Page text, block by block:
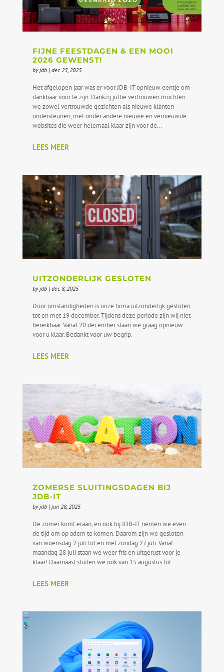
FIJNE FEESTDAGEN & EEN MOOI
2026 GEWENST!
byjdb| dec 25, 2025
Het afgelopen jaar was er voor JDB-IT opnieuw eentje om
dankbaar voor te zijn. Dankzij jullie vertrouwen mochten
we zowel vertrouwde gezichten als nieuwe klanten
ondersteunen, met onder andere nieuwe en vernieuwde
websites die weer helemaal klaar zijn voor de...
LEES MEER
UITZONDERLIJK GESLOTEN
byjdb| dec 8, 2025
Door omstandigheden is onze firma uitzonderlijk gesloten
tot en met 19 december. Tijdens deze periode zijn wij niet
bereikbaar. Vanaf 20 december staan we graag opnieuw
voor u klaar. Bedankt voor uw begrip.
LEES MEER
ZOMERSE SLUITINGSDAGEN BIJ
JDB-IT
byjdb| jun 28, 2025
De zomer komt eraan, en ook bij JDB-IT nemen we even
de tijd om op adem te komen. Daarom zijn we gesloten
van woensdag 2 juli tot en met zondag 27 juli. Vanaf
maandag 28 juli staan we weer fris en uitgerust voor je
klaar! Daarnaast sluiten we ook van 15 augustus tot...
LEES MEER